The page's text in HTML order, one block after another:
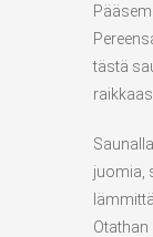
tästä
juomia,